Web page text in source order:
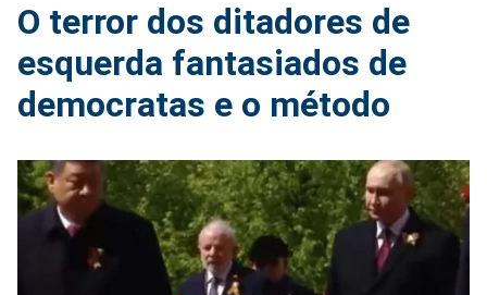
O terror dos ditadores de
esquerda fantasiados de
democratas e o método